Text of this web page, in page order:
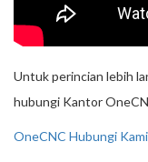
Untuk perincian lebih
hubungi Kantor
OneCNC Hubungi